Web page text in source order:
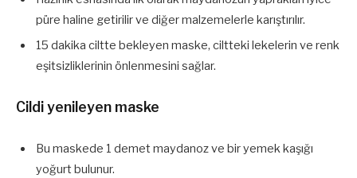
püre haline getirilir ve diğer malzemelerle karıştırılır.
15 dakika ciltte bekleyen maske, ciltteki lekelerin ve renk
eşitsizliklerinin önlenmesini sağlar.
Cildi yenileyen maske
Bu maskede 1 demet maydanoz ve bir yemek kaşığı
yoğurt bulunur.